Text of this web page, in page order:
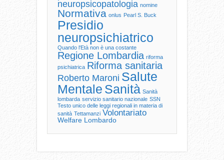
neuropsicopatologia nomine
Normativa onlus Pearl S. Buck
Presidio
neuropsichiatrico
Quando l'Età non è una costante
Regione Lombardia riforma
psichiatrica Riforma sanitaria
Roberto Maroni Salute
Mentale Sanità Sanità
lombarda servizio sanitario nazionale SSN
Testo unico delle leggi regionali in materia di
sanità Tettamanzi Volontariato
Welfare Lombardo